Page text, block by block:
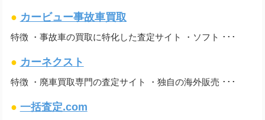
● カービュー事故車買取
特徴 ・事故車の買取に特化した査定サイト ・ソフト ･･･
● カーネクスト
特徴 ・廃車買取専門の査定サイト ・独自の海外販売 ･･･
● 一括査定.com